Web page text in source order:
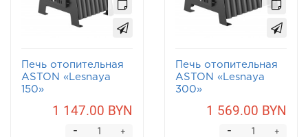
Печь отопительная
ASTON «Lesnaya
150»
1 147.00 BYN
+
-
Печь отопительная
ASTON «Lesnaya
300»
1 569.00 BYN
+
-